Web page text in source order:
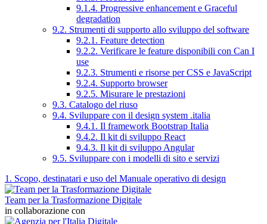
9.1.4. Progressive enhancement e Graceful
degradation
9.2. Strumenti di supporto allo sviluppo del software
9.2.1. Feature detection
9.2.2. Verificare le feature disponibili con Can I
use
9.2.3. Strumenti e risorse per CSS e JavaScript
9.2.4. Supporto browser
9.2.5. Misurare le prestazioni
9.3. Catalogo del riuso
9.4. Sviluppare con il design system .italia
9.4.1. Il framework Bootstrap Italia
9.4.2. Il kit di sviluppo React
9.4.3. Il kit di sviluppo Angular
9.5. Sviluppare con i modelli di sito e servizi
1. Scopo, destinatari e uso del Manuale operativo di design
Team per la Trasformazione Digitale
in collaborazione con